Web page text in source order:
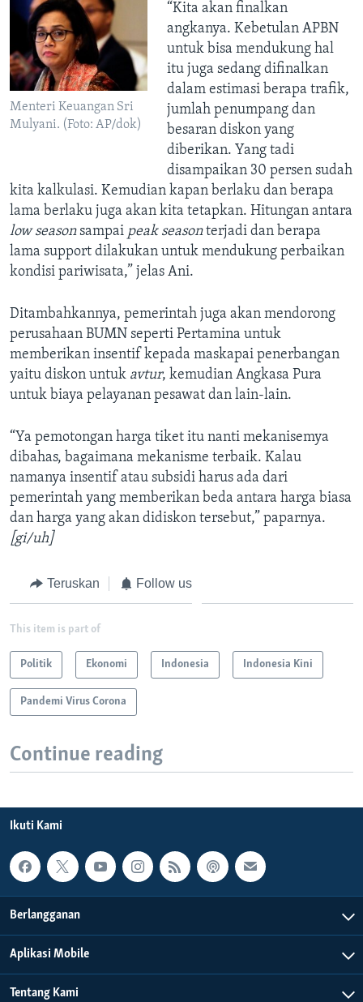
Menteri Keuangan Sri
Mulyani. (Foto: AP/dok)
“Kita akan finalkan
angkanya. Kebetulan APBN
untuk bisa mendukung hal
itu juga sedang difinalkan
dalam estimasi berapa trafik,
jumlah penumpang dan
besaran diskon yang
diberikan. Yang tadi
disampaikan 30 persen sudah
kita kalkulasi. Kemudian kapan berlaku dan berapa
lama berlaku juga akan kita tetapkan. Hitungan antara
low seasonsampai peak seasonterjadi dan berapa
lama support dilakukan untuk mendukung perbaikan
kondisi pariwisata,” jelas Ani.
Ditambahkannya, pemerintah juga akan mendorong
perusahaan BUMN seperti Pertamina untuk
memberikan insentif kepada maskapai penerbangan
yaitu diskon untuk avtur, kemudian Angkasa Pura
untuk biaya pelayanan pesawat dan lain-lain.
“Ya pemotongan harga tiket itu nanti mekanisemya
dibahas, bagaimana mekanisme terbaik. Kalau
namanya insentif atau subsidi harus ada dari
pemerintah yang memberikan beda antara harga biasa
dan harga yang akan didiskon tersebut,” paparnya.
[gi/uh]
Teruskan Follow us
This item is part of
Politik Ekonomi Indonesia Indonesia Kini
Pandemi Virus Corona
Continue reading
Ikuti Kami
Berlangganan
Aplikasi Mobile
Tentang Kami